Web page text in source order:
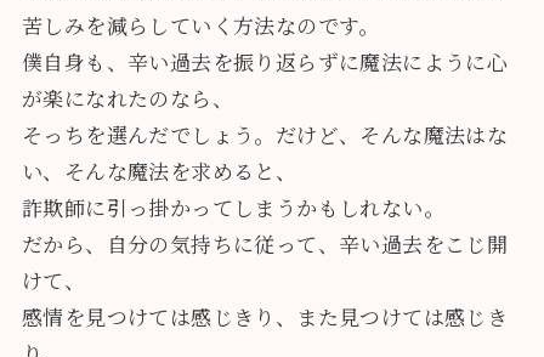
苦しみを減らしていく方法なのです。
僕自身も、辛い過去を振り返らずに魔法にように心
が楽になれたのなら、
そっちを選んだでしょう。だけど、そんな魔法はな
い、そんな魔法を求めると、
詐欺師に引っ掛かってしまうかもしれない。
だから、自分の気持ちに従って、辛い過去をこじ開
けて、
感情を見つけては感じきり、また見つけては感じき